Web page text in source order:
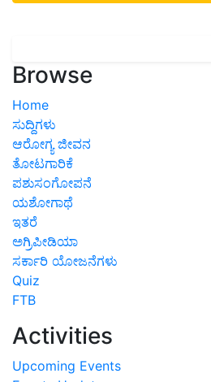
Browse
Home
ಸುದ್ದಿಗಳು
ಆರೋಗ್ಯ ಜೀವನ
ತೋಟಗಾರಿಕೆ
ಪಶುಸಂಗೋಪನೆ
ಯಶೋಗಾಥೆ
ಇತರೆ
ಅಗ್ರಿಪೀಡಿಯಾ
ಸರ್ಕಾರಿ ಯೋಜನೆಗಳು
Quiz
FTB
Activities
Upcoming Events